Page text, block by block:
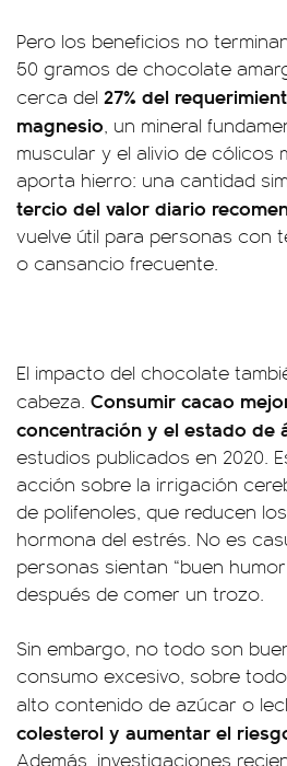
Pero los beneficios no
50 gramos de chocolate
cerca del 27% del
magnesio, un mineral
muscular y el alivio de cólicos
aporta hierro: una cantidad
tercio del valor diario
vuelve útil para personas con
o cansancio frecuente.
El impacto del chocolate
cabeza. Consumir cacao
concentración y el estado de
estudios publicados en 2020.
acción sobre la irrigación
de polifenoles, que reducen
hormona del estrés. No es
personas sientan “buen
después de comer un trozo.
Sin embargo, no todo son
consumo excesivo, sobre
alto contenido de azúcar o
colesterol y aumentar el
Además, investigaciones